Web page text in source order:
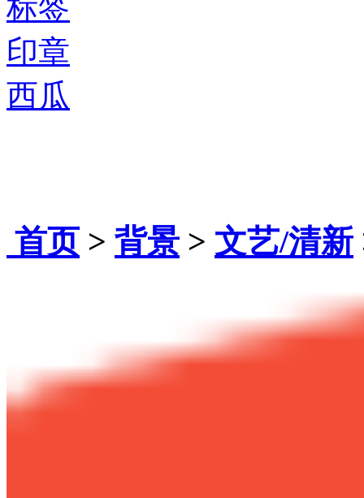
标签
印章
西瓜
首页> 背景 > 文艺/清新